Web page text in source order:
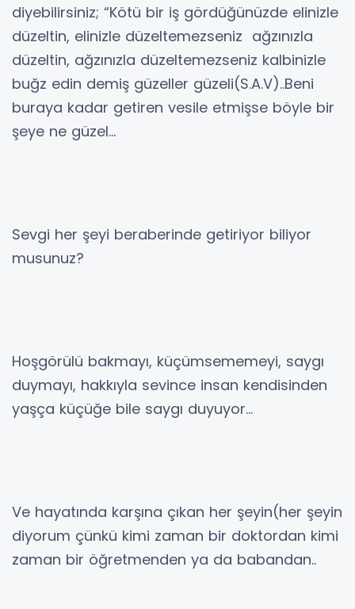
diyebilirsiniz; “Kötü bir iş gördüğünüzde elinizle
düzeltin, elinizle düzeltemezseniz ağzınızla
düzeltin, ağzınızla düzeltemezseniz kalbinizle
buğz edin demiş güzeller güzeli(S.A.V)..Beni
buraya kadar getiren vesile etmişse böyle bir
şeye ne güzel…
Sevgi her şeyi beraberinde getiriyor biliyor
musunuz?
Hoşgörülü bakmayı, küçümsememeyi, saygı
duymayı, hakkıyla sevince insan kendisinden
yaşça küçüğe bile saygı duyuyor…
Ve hayatında karşına çıkan her şeyin(her şeyin
diyorum çünkü kimi zaman bir doktordan kimi
zaman bir öğretmenden ya da babandan..